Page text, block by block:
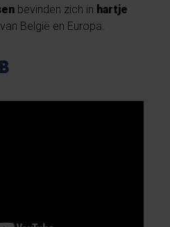
bevinden zich in hartje
België en Europa.